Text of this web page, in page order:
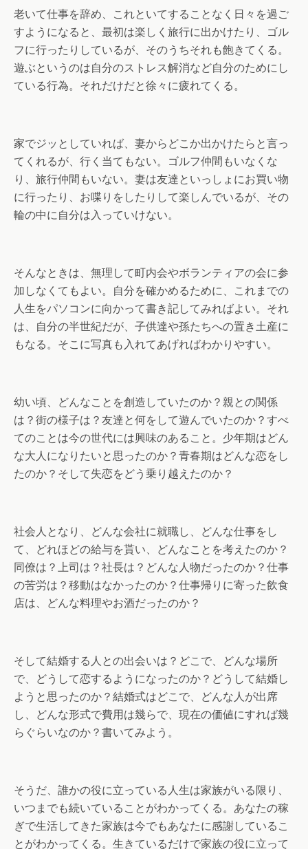
老いて仕事を辞め、これといてすることなく日々を過ご
すようになると、最初は楽しく旅行に出かけたり、ゴル
フに行ったりしているが、そのうちそれも飽きてくる。
遊ぶというのは自分のストレス解消など自分のためにし
ている行為。それだけだと徐々に疲れてくる。
家でジッとしていれば、妻からどこか出かけたらと言っ
てくれるが、行く当てもない。ゴルフ仲間もいなくな
り、旅行仲間もいない。妻は友達といっしょにお買い物
に行ったり、お喋りをしたりして楽しんでいるが、その
輪の中に自分は入っていけない。
そんなときは、無理して町内会やボランティアの会に参
加しなくてもよい。自分を確かめるために、これまでの
人生をパソコンに向かって書き記してみればよい。それ
は、自分の半世紀だが、子供達や孫たちへの置き土産に
もなる。そこに写真も入れてあげればわかりやすい。
幼い頃、どんなことを創造していたのか？親との関係
は？街の様子は？友達と何をして遊んでいたのか？すべ
てのことは今の世代には興味のあること。少年期はどん
な大人になりたいと思ったのか？青春期はどんな恋をし
たのか？そして失恋をどう乗り越えたのか？
社会人となり、どんな会社に就職し、どんな仕事をし
て、どれほどの給与を貰い、どんなことを考えたのか？
同僚は？上司は？社長は？どんな人物だったのか？仕事
の苦労は？移動はなかったのか？仕事帰りに寄った飲食
店は、どんな料理やお酒だったのか？
そして結婚する人との出会いは？どこで、どんな場所
で、どうして恋するようになったのか？どうして結婚し
ようと思ったのか？結婚式はどこで、どんな人が出席
し、どんな形式で費用は幾らで、現在の価値にすれば幾
らぐらいなのか？書いてみよう。
そうだ、誰かの役に立っている人生は家族がいる限り、
いつまでも続いていることがわかってくる。あなたの稼
ぎで生活してきた家族は今でもあなたに感謝しているこ
とがわかってくる。生きているだけで家族の役に立って